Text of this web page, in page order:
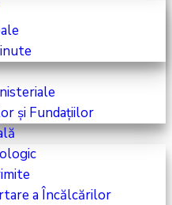
și Fundațiilor
a Încălcărilor